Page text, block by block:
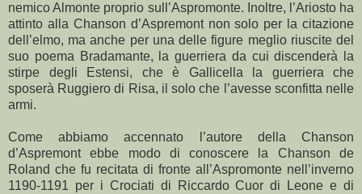
nemico Almonte proprio sull’Aspromonte. Inoltre, l’Ariosto ha
attinto alla Chanson d’Aspremont non solo per la citazione
dell’elmo, ma anche per una delle figure meglio riuscite del
suo poema Bradamante, la guerriera da cui discenderà la
stirpe degli Estensi, che è Gallicella la guerriera che
sposerà Ruggiero di Risa, il solo che l’avesse sconfitta nelle
armi.
Come abbiamo accennato l’autore della Chanson
d’Aspremont ebbe modo di conoscere la Chanson de
Roland che fu recitata di fronte all’Aspromonte nell’inverno
1190-1191 per i Crociati di Riccardo Cuor di Leone e di